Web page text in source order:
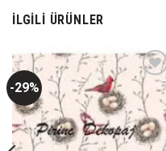
İLGILI ÜRÜNLER
-29%
Favorilerime
Ekle